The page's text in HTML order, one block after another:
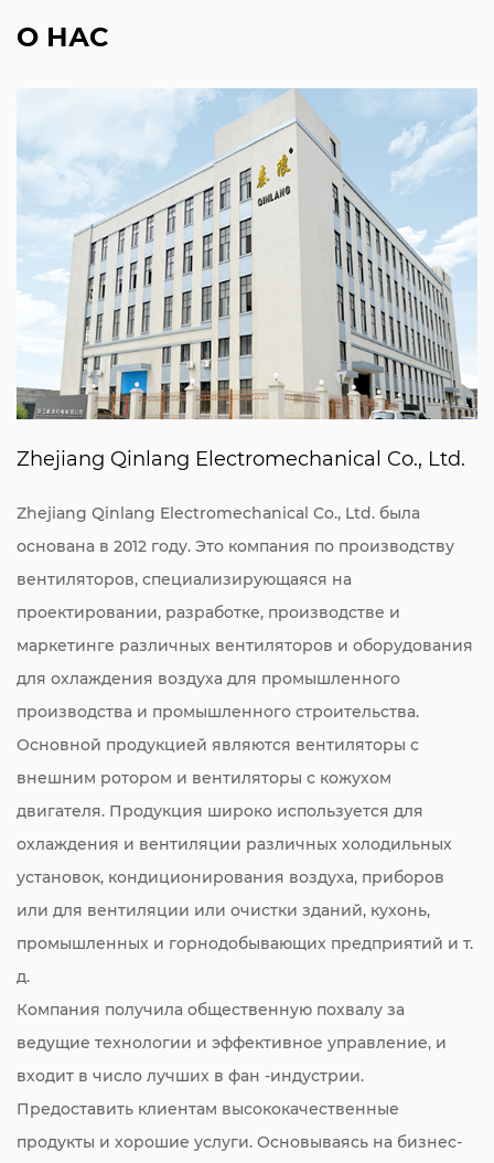
О НАС
Zhejiang Qinlang Electromechanical Co., Ltd.
Zhejiang Qinlang Electromechanical Co., Ltd. была
основана в 2012 году. Это компания по производству
вентиляторов, специализирующаяся на
проектировании, разработке, производстве и
маркетинге различных вентиляторов и оборудования
для охлаждения воздуха для промышленного
производства и промышленного строительства.
Основной продукцией являются вентиляторы с
внешним ротором и вентиляторы с кожухом
двигателя. Продукция широко используется для
охлаждения и вентиляции различных холодильных
установок, кондиционирования воздуха, приборов
или для вентиляции или очистки зданий, кухонь,
промышленных и горнодобывающих предприятий и т.
д.
Компания получила общественную похвалу за
ведущие технологии и эффективное управление, и
входит в число лучших в фан -индустрии.
Предоставить клиентам высококачественные
продукты и хорошие услуги. Основываясь на бизнес-